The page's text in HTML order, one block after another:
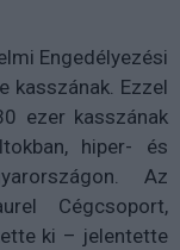
Engedélyezési
kasszának. Ezzel
ezer kasszának
hiper- és
Az
Cégcsoport,
ki – jelentette